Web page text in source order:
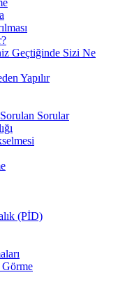
Geçtiğinde Sizi Ne
Yapılır
Sorular
(PİD)
Görme